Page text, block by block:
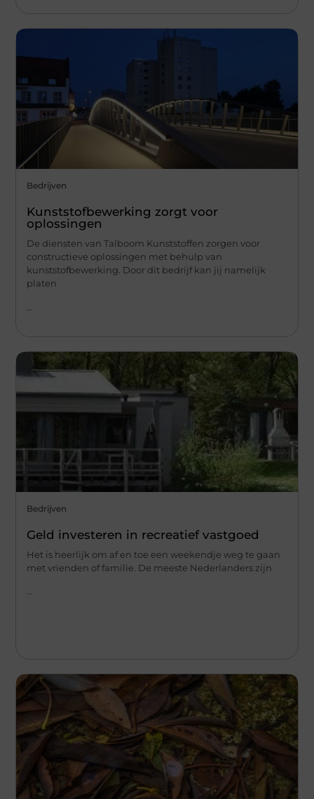
Bedrijven
Kunststofbewerking zorgt voor
oplossingen
De diensten van Talboom Kunststoffen zorgen voor
constructieve oplossingen met behulp van
kunststofbewerking. Door dit bedrijf kan jij namelijk
platen
Bedrijven
Geld investeren in recreatief vastgoed
Het is heerlijk om af en toe een weekendje weg te gaan
met vrienden of familie. De meeste Nederlanders zijn